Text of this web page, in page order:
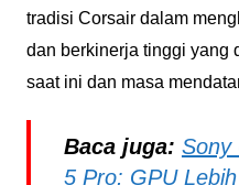
tradisi Corsair dalam
dan berkinerja tinggi yang
saat ini dan masa
Baca juga: Sony
5 Pro: GPU